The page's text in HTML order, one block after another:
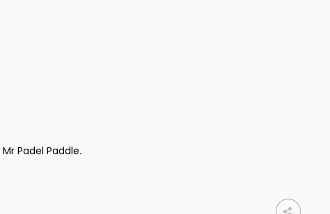
Mr Padel Paddle.